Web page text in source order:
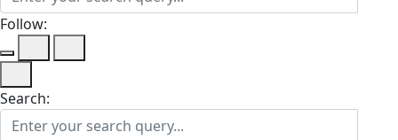
Follow:
Search: